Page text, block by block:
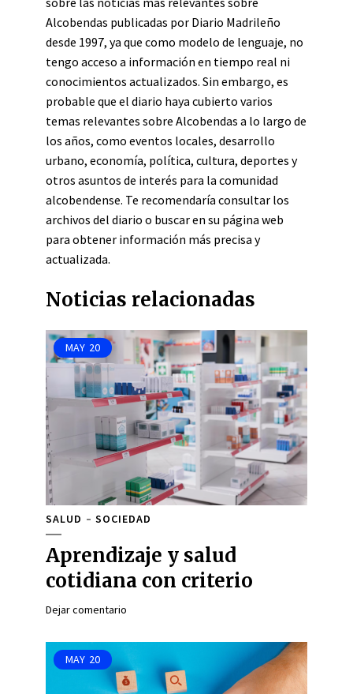
Alcobendas publicadas por Diario Madrileño
desde 1997, ya que como modelo de lenguaje, no
tengo acceso a información en tiempo real ni
conocimientos actualizados. Sin embargo, es
probable que el diario haya cubierto varios
temas relevantes sobre Alcobendas a lo largo de
los años, como eventos locales, desarrollo
urbano, economía, política, cultura, deportes y
otros asuntos de interés para la comunidad
alcobendense. Te recomendaría consultar los
archivos del diario o buscar en su página web
para obtener información más precisa y
actualizada.
Noticias relacionadas
MAY 20
SALUD SOCIEDAD
Aprendizaje y salud
cotidiana con criterio
Dejar comentario
MAY 20